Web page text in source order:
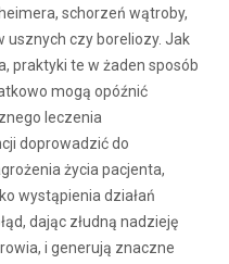
schorzeń wątroby,
czy boreliozy. Jak
praktyki te w żaden sposób
mogą opóźnić
leczenia
doprowadzić do
życia pacjenta,
wystąpienia działań
dając złudną nadzieję
i generują znaczne